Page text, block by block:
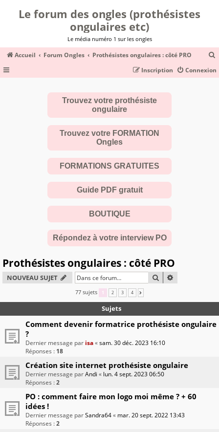
Le forum des ongles (prothésistes
ongulaires etc)
Le média numéro 1 sur les ongles
Accueil Forum Ongles Prothésistes ongulaires : côté PRO
c
Connexion
Inscription
Trouvez votre prothésiste
ongulaire
Trouvez votre FORMATION
Ongles
FORMATIONS GRATUITES
Guide PDF gratuit
BOUTIQUE
Répondez à votre interview PO
Prothésistes ongulaires : côté PRO
NOUVEAU SUJET RECHERCHER
77 sujets 1 2 3 4
Sujets
Comment devenir formatrice prothésiste ongulaire
?
Dernier message par isa«sam. 30 déc. 2023 16:10
Réponses : 18
Création site internet prothésiste ongulaire
Dernier message parAndi « lun. 4 sept. 2023 06:50
Réponses :2
PO : comment faire mon logo moi même ? + 60
idées !
Dernier message parSandra64« mar. 20 sept. 2022 13:43
Réponses :2